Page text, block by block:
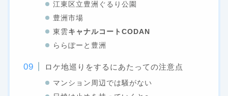
江東区立豊洲ぐるり公園
豊洲市場
東雲キャナルコートCODAN
ららぽーと豊洲
ロケ地巡りをするにあたっての注意点
マンション周辺では騒がない